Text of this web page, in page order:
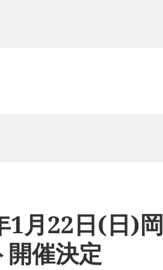
1月22日(日)岡
催決定